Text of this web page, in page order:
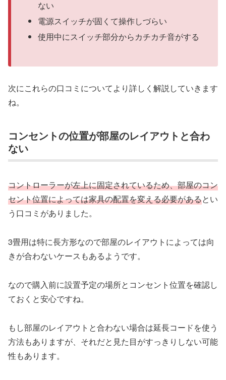
ない
電源スイッチが固くて操作しづらい
使用中にスイッチ部分からカチカチ音がする
次にこれらの口コミについてより詳しく解説していきます
ね。
コンセントの位置が部屋のレイアウトと合わ
ない
コントローラーが左上に固定されているため、部屋のコン
セント位置によっては家具の配置を変える必要があるとい
う口コミがありました。
3畳用は特に長方形なので部屋のレイアウトによっては向
きが合わないケースもあるようです。
なので購入前に設置予定の場所とコンセント位置を確認し
ておくと安心ですね。
もし部屋のレイアウトと合わない場合は延長コードを使う
方法もありますが、それだと見た目がすっきりしない可能
性もあります。